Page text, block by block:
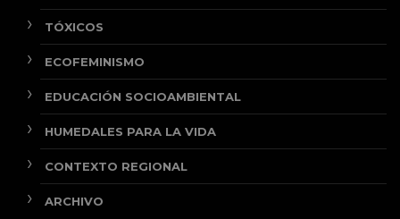
TÓXICOS
ECOFEMINISMO
EDUCACIÓN SOCIOAMBIENTAL
HUMEDALES PARA LA VIDA
CONTEXTO REGIONAL
ARCHIVO